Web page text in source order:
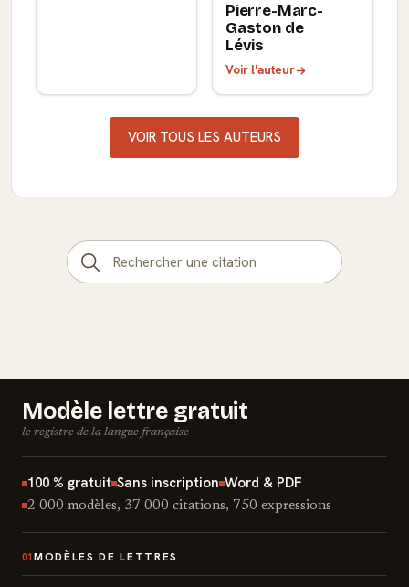
Pierre-Marc-
Gaston de
Lévis
Voir l'auteur
VOIR TOUS LES AUTEURS
Modèle lettre gratuit
le registre de la langue française
100 % gratuit Sans inscription Word & PDF
2 000 modèles, 37 000 citations, 750 expressions
01 MODÈLES DE LETTRES